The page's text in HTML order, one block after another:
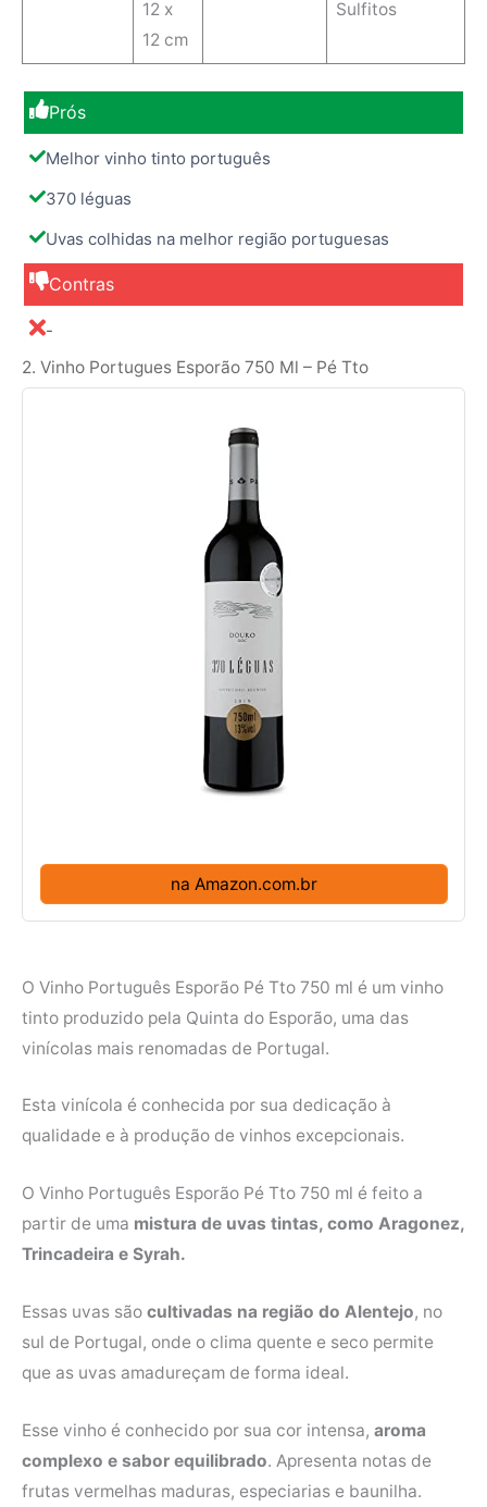
12 x
12 cm
Sulfitos
Prós
Melhor vinho tinto português
370 léguas
Uvas colhidas na melhor região portuguesas
Contras
-
2. Vinho Portugues Esporão 750 Ml – Pé Tto
na Amazon.com.br
O Vinho Português Esporão Pé Tto 750 ml é um vinho
tinto produzido pela Quinta do Esporão, uma das
vinícolas mais renomadas de Portugal.
Esta vinícola é conhecida por sua dedicação à
qualidade e à produção de vinhos excepcionais.
O Vinho Português Esporão Pé Tto 750 ml é feito a
partir de uma mistura de uvas tintas, como Aragonez,
Trincadeira e Syrah.
Essas uvas são cultivadas na região do Alentejo, no
sul de Portugal, onde o clima quente e seco permite
que as uvas amadureçam de forma ideal.
Esse vinho é conhecido por sua cor intensa, aroma
complexo e sabor equilibrado. Apresenta notas de
frutas vermelhas maduras, especiarias e baunilha.